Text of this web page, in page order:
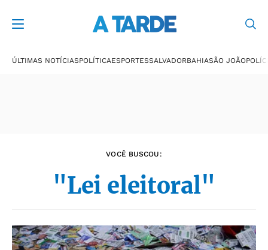
ÚLTIMAS NOTÍCIASPOLÍTICAESPORTESSALVADORBAHIASÃO JOÃO
VOCÊ BUSCOU:
"Lei eleitoral"